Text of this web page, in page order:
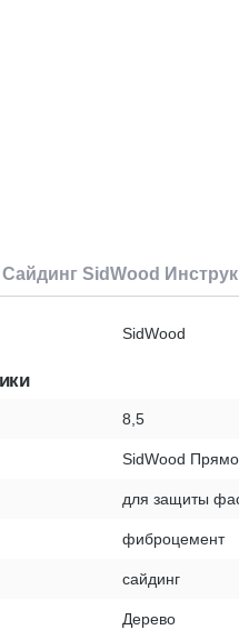
Сайдинг SidWood
SidWood
8,5
SidWood
для защиты
фиброцемент
сайдинг
Дерево